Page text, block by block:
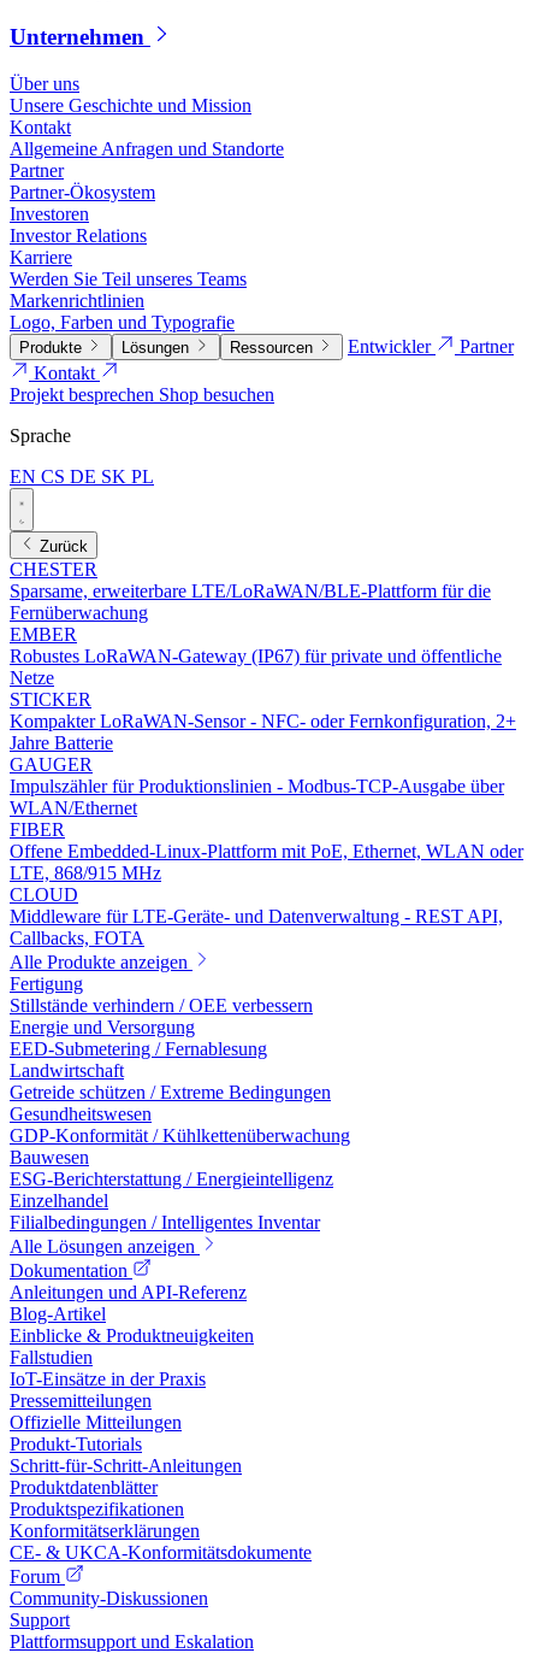
Unternehmen
Über uns
Unsere Geschichte und Mission
Kontakt
Allgemeine Anfragen und Standorte
Partner
Partner-Ökosystem
Investoren
Investor Relations
Karriere
Werden Sie Teil unseres Teams
Markenrichtlinien
Logo, Farben und Typografie
Produkte Lösungen Ressourcen Entwickler
Partner
Kontakt
Projekt besprechen Shop besuchen
Sprache
EN CS DE SK PL
Zurück
CHESTER
Sparsame, erweiterbare LTE/LoRaWAN/BLE-Plattform für die
Fernüberwachung
EMBER
Robustes LoRaWAN-Gateway (IP67) für private und öffentliche
Netze
STICKER
Kompakter LoRaWAN-Sensor - NFC- oder Fernkonfiguration, 2+
Jahre Batterie
GAUGER
Impulszähler für Produktionslinien - Modbus-TCP-Ausgabe über
WLAN/Ethernet
FIBER
Offene Embedded-Linux-Plattform mit PoE, Ethernet, WLAN oder
LTE, 868/915 MHz
CLOUD
Middleware für LTE-Geräte- und Datenverwaltung - REST API,
Callbacks, FOTA
Alle Produkte anzeigen
Fertigung
Stillstände verhindern / OEE verbessern
Energie und Versorgung
EED-Submetering / Fernablesung
Landwirtschaft
Getreide schützen / Extreme Bedingungen
Gesundheitswesen
GDP-Konformität / Kühlkettenüberwachung
Bauwesen
ESG-Berichterstattung / Energieintelligenz
Einzelhandel
Filialbedingungen / Intelligentes Inventar
Alle Lösungen anzeigen
Dokumentation
Anleitungen und API-Referenz
Blog-Artikel
Einblicke & Produktneuigkeiten
Fallstudien
IoT-Einsätze in der Praxis
Pressemitteilungen
Offizielle Mitteilungen
Produkt-Tutorials
Schritt-für-Schritt-Anleitungen
Produktdatenblätter
Produktspezifikationen
Konformitätserklärungen
CE- & UKCA-Konformitätsdokumente
Forum
Community-Diskussionen
Support
Plattformsupport und Eskalation